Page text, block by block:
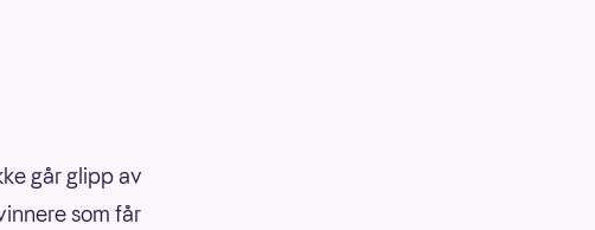
går glipp av
som får